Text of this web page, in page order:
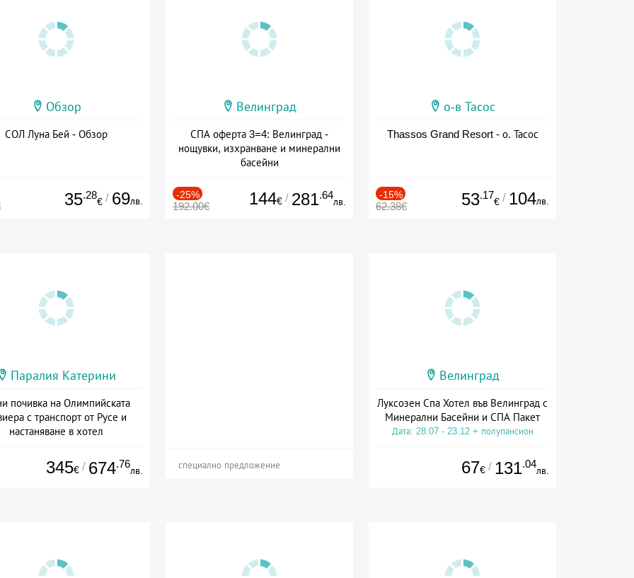
Обзор
СОЛ Луна Бей - Обзор
35.28
€ / 69лв.
Велинград
СПА оферта 3=4: Велинград -
нощувки, изхранване и минерални
басейни
-25%
192.00€ 144€ / 281.64
лв.
о-в Тасос
Thassos Grand Resort - о. Тасос
-15%
62.38€ 53.17
€ / 104лв.
Паралия Катерини
почивка на Олимпийската
с транспорт от Русе и
настаняване в хотел
345€ / 674.76
лв. специално предложение
Велинград
Луксозен Спа Хотел във Велинград с
Минерални Басейни и СПА Пакет
Дата: 28.07 - 23.12 + полупансион
67€ / 131.04
лв.